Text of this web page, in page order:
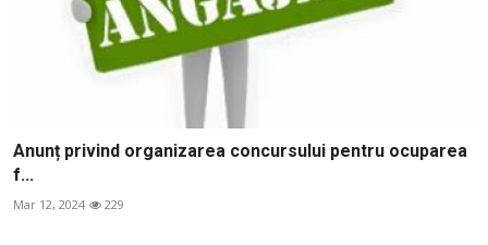
Anunț privind organizarea concursului pentru ocuparea
f...
Mar 12, 2024 229